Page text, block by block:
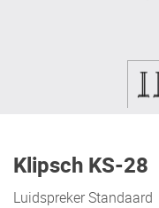
Klipsch KS-28
Luidspreker Standaard